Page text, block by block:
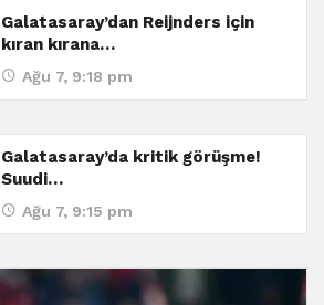
Galatasaray’dan Reijnders için
kıran kırana…
Ağu 7, 9:18 pm
Galatasaray’da kritik görüşme!
Suudi…
Ağu 7, 9:15 pm